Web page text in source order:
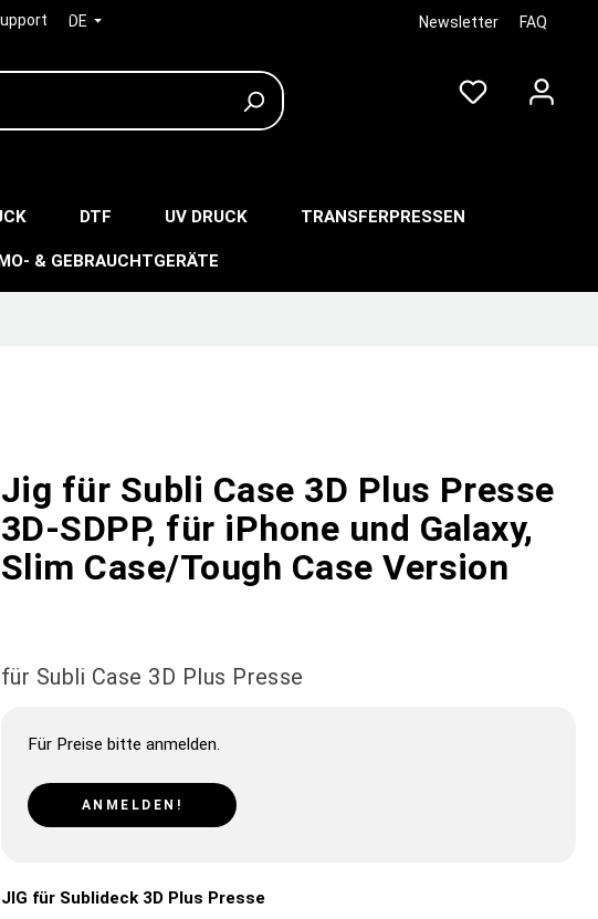
DE Newsletter FAQ
DTF UV DRUCK TRANSFERPRESSEN
& GEBRAUCHTGERÄTE
Jig für Subli Case 3D Plus Presse
3D-SDPP, für iPhone und Galaxy,
Slim Case/Tough Case Version
für Subli Case 3D Plus Presse
Für Preise bitte anmelden.
ANMELDEN!
JIG für Sublideck 3D Plus Presse